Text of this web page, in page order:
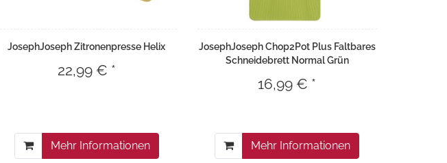
JosephJoseph Zitronenpresse Helix
22,99 € *
Mehr Informationen
JosephJoseph Chop2Pot Plus Faltbares
Schneidebrett Normal Grün
16,99 € *
Mehr Informationen